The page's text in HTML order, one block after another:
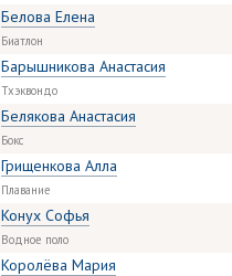
Белова Елена
Биатлон
Барышникова Анастасия
Тхэквондо
Белякова Анастасия
Бокс
Грищенкова Алла
Плавание
Конух Софья
Водное поло
Королёва Мария